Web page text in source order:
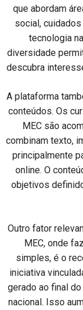
que abordam
social,
tecnologia
diversidade
descubra
A plataforma
conteúdos. Os
MEC são
combinam texto,
principalmente
online. O
objetivos
Outro fator
MEC, onde
simples, é o
iniciativa
gerado ao final
nacional. Isso